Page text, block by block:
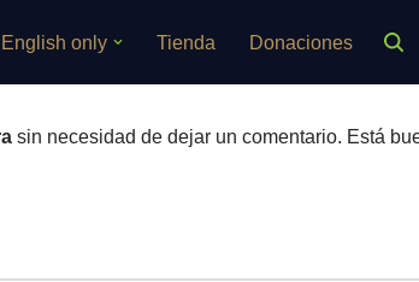
English only Tienda Donaciones
sin necesidad de dejar un comentario. Está